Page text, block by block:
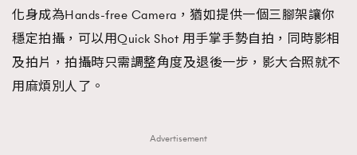
化身成為Hands-free Camera，猶如提供一個三腳架讓你
穩定拍攝，可以用Quick Shot 用手掌手勢自拍，同時影相
及拍片，拍攝時只需調整角度及退後一步，影大合照就不
用麻煩別人了。
Advertisement